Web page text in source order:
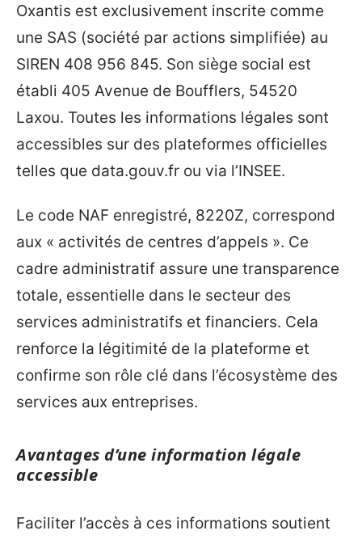
Oxantis est exclusivement inscrite comme
une SAS (société par actions simplifiée) au
SIREN 408 956 845. Son siège social est
établi 405 Avenue de Boufflers, 54520
Laxou. Toutes les informations légales sont
accessibles sur des plateformes officielles
telles que data.gouv.fr ou via l’INSEE.
Le code NAF enregistré, 8220Z, correspond
aux « activités de centres d’appels ». Ce
cadre administratif assure une transparence
totale, essentielle dans le secteur des
services administratifs et financiers. Cela
renforce la légitimité de la plateforme et
confirme son rôle clé dans l’écosystème des
services aux entreprises.
Avantages d’une information légale
accessible
Faciliter l’accès à ces informations soutient